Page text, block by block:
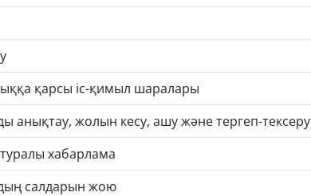
қарсы іс-қимыл шаралары
жолын кесу, ашу және тергеп-тексеру
хабарлама
салдарын жою